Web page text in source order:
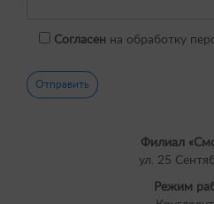
Согласен на обработку
Филиал
ул. 25
Режим